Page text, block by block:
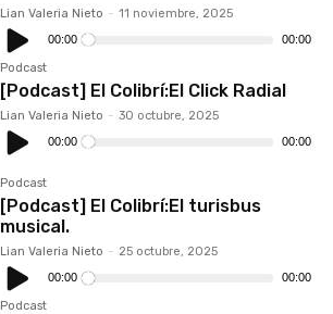
Lian Valeria Nieto - 11 noviembre, 2025
Reproductor
de
audio
00:00 00:00
Podcast
[Podcast] El Colibrí:El Click Radial
Lian Valeria Nieto - 30 octubre, 2025
Reproductor
de
audio
00:00 00:00
Podcast
[Podcast] El Colibrí:El turisbus
musical.
Lian Valeria Nieto - 25 octubre, 2025
Reproductor
de
audio
00:00 00:00
Podcast